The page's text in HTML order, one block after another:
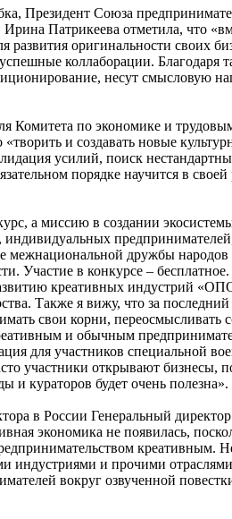
Президент Союза
Патрикеева отметила, что
оригинальности своих
коллаборации. Благодаря
несут смысловую
Комитета по экономике и
и создавать новые
усилий, поиск
порядке научится в
а миссию в создании
индивидуальных
межнациональной дружбы
Участие в конкурсе – бесплатное.
креативных
Также я вижу, что за
свои корни,
и обычным
для участников специальной
участники открывают
и кураторов будет очень полезна».
в России Генеральный
экономика не появилась,
креативным.
и прочими
вокруг озвученной